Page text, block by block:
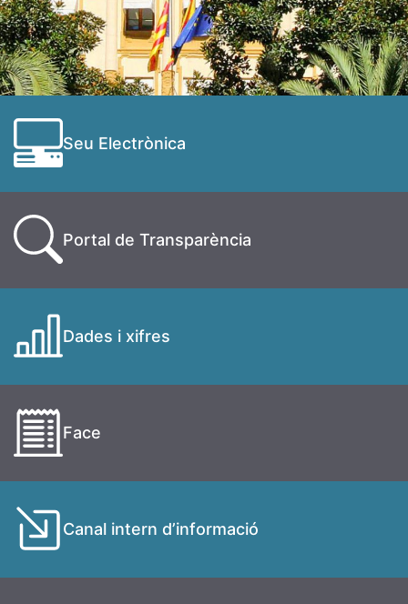
Seu Electrònica
Portal de Transparència
Dades i xifres
Face
Canal intern d’informació